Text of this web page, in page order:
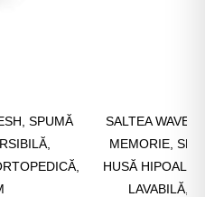
SPUMĂ
SALTEA WAVE
MEMORIE,
HUSĂ
LAVABILĂ,